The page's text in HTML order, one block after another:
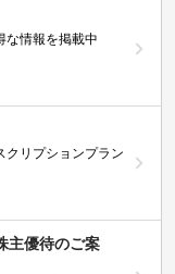
な情報を掲載中
クリプションプラン
主優待のご案